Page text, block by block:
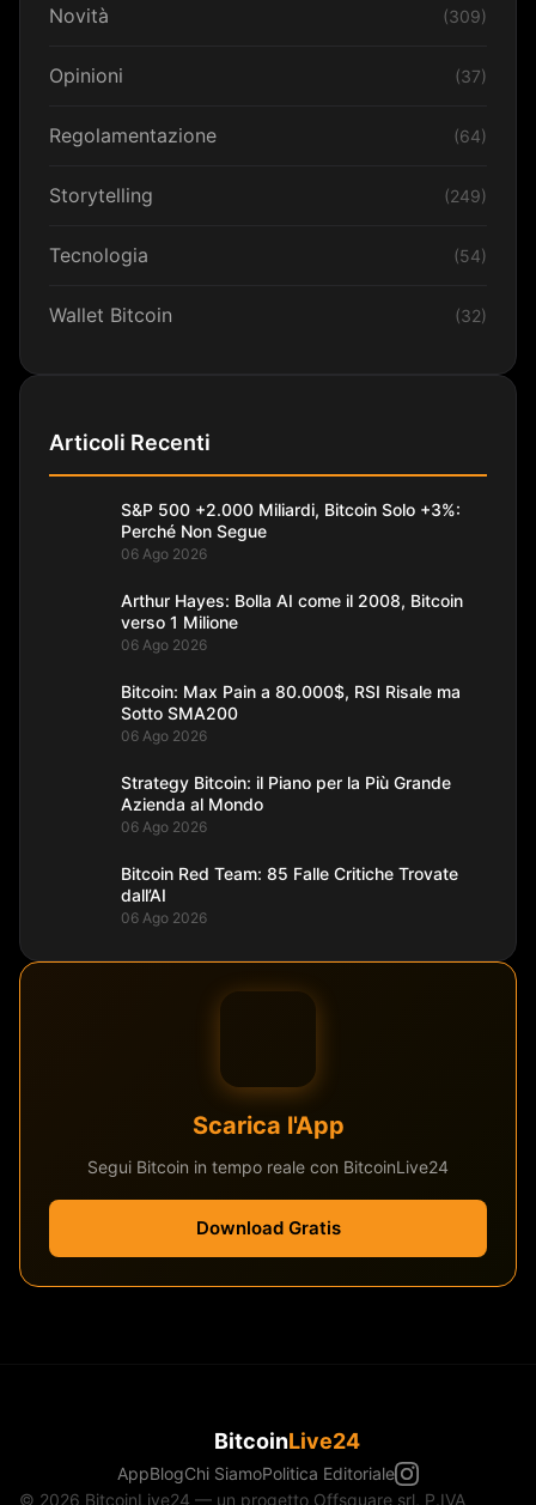
Novità (309)
Opinioni (37)
Regolamentazione (64)
Storytelling (249)
Tecnologia (54)
Wallet Bitcoin (32)
Articoli Recenti
S&P 500 +2.000 Miliardi, Bitcoin Solo +3%:
Perché Non Segue
06 Ago 2026
Arthur Hayes: Bolla AI come il 2008, Bitcoin
verso 1 Milione
06 Ago 2026
Bitcoin: Max Pain a 80.000$, RSI Risale ma
Sotto SMA200
06 Ago 2026
Strategy Bitcoin: il Piano per la Più Grande
Azienda al Mondo
06 Ago 2026
Bitcoin Red Team: 85 Falle Critiche Trovate
dall’AI
06 Ago 2026
Scarica l'App
Segui Bitcoin in tempo reale con BitcoinLive24
Download Gratis
BitcoinLive24
AppBlogChi SiamoPolitica Editoriale
© 2026 BitcoinLive24 — un progetto Offsquare srl, P.IVA